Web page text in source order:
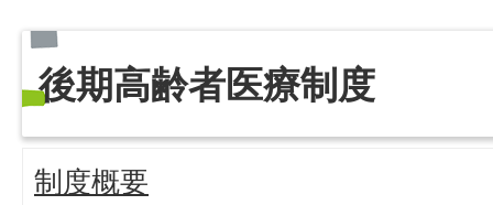
後期高齢者医療制度
制度概要